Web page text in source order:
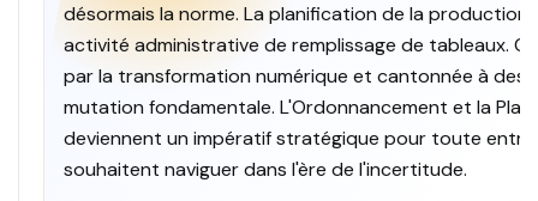
désormais la norme. La planification de la production
activité administrative de remplissage de tableaux.
par la transformation numérique et cantonnée à des
mutation fondamentale. L'Ordonnancement et la
deviennent un impératif stratégique pour toute
souhaitent naviguer dans l'ère de l'incertitude.